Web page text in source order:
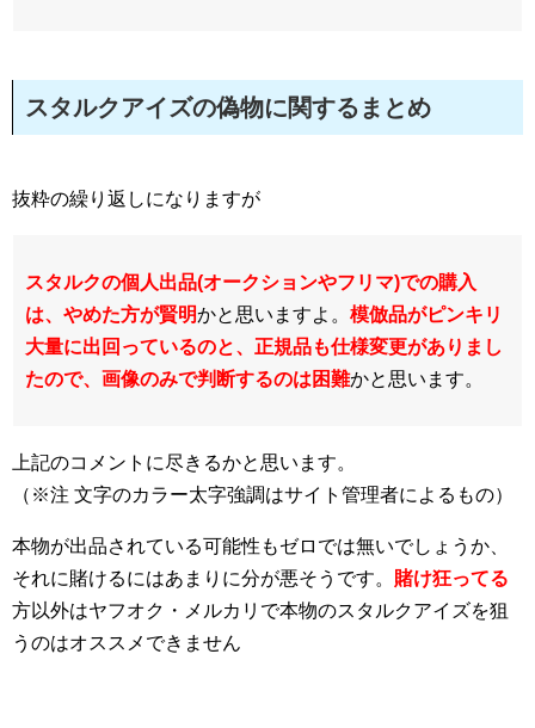
スタルクアイズの偽物に関するまとめ
抜粋の繰り返しになりますが
スタルクの個人出品(オークションやフリマ)での購入
は、やめた方が賢明かと思いますよ。 模倣品がピンキリ
大量に出回っているのと、正規品も仕様変更がありまし
たので、画像のみで判断するのは困難かと思います。
上記のコメントに尽きるかと思います。
（※注 文字のカラー太字強調はサイト管理者によるもの）
本物が出品されている可能性もゼロでは無いでしょうか、
それに賭けるにはあまりに分が悪そうです。 賭け狂ってる
方以外はヤフオク・メルカリで本物のスタルクアイズを狙
うのはオススメできません